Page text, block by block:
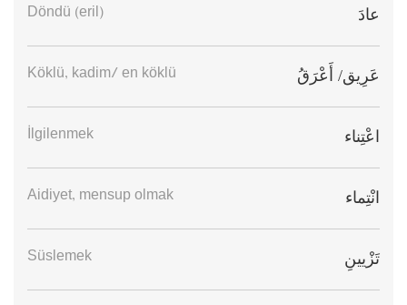
عادَ Döndü (eril)
عَرِيق/ أَعْرَقُ Köklü, kadim/ en köklü
اعْتِناء İlgilenmek
انْتِماء Aidiyet, mensup olmak
تَزْيينِ Süslemek